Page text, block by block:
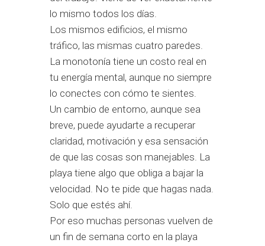
lo mismo todos los días.
Los mismos edificios, el mismo
tráfico, las mismas cuatro paredes.
La monotonía tiene un costo real en
tu energía mental, aunque no siempre
lo conectes con cómo te sientes.
Un cambio de entorno, aunque sea
breve, puede ayudarte a recuperar
claridad, motivación y esa sensación
de que las cosas son manejables. La
playa tiene algo que obliga a bajar la
velocidad. No te pide que hagas nada.
Solo que estés ahí.
Por eso muchas personas vuelven de
un fin de semana corto en la playa